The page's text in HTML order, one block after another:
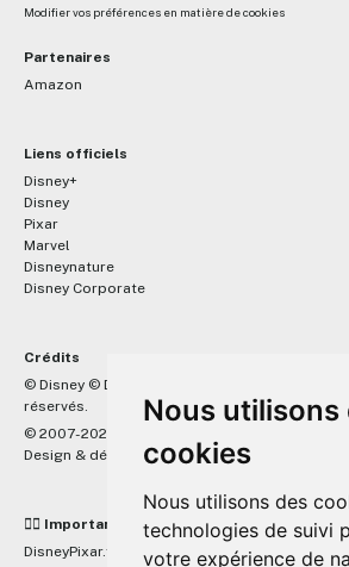
Nous utilisons
cookies
Nous utilisons des
technologies de suivi
votre expérience de
Modifier vos préférences en matière de cookies
Partenaires
Amazon
Liens officiels
Disney+
Disney
Pixar
Marvel
Disneynature
Disney Corporate
Crédits
© Disney © Disney/Pixar © &
réservés.
© 2007-2026 DisneyPixar.fr
Design & développement : MonsieurPaul
☝🏼 Important
DisneyPixar.fr est un site indépendant et n'est